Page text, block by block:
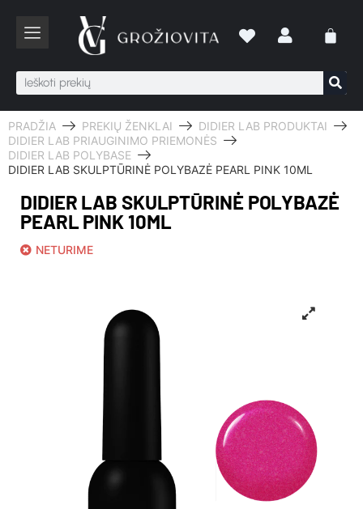
PRADŽIA PREKIŲ ŽENKLAI
DIDIER LAB PRODUKTAI
DIDIER LAB PRIAUGINIMO PRIEMONĖS
DIDIER LAB POLYBASE
DIDIER LAB SKULPTŪRINĖ POLYBAZĖ PEARL PINK 10ML
DIDIER LAB SKULPTŪRINĖ POLYBAZĖ
PEARL PINK 10ML
NETURIME